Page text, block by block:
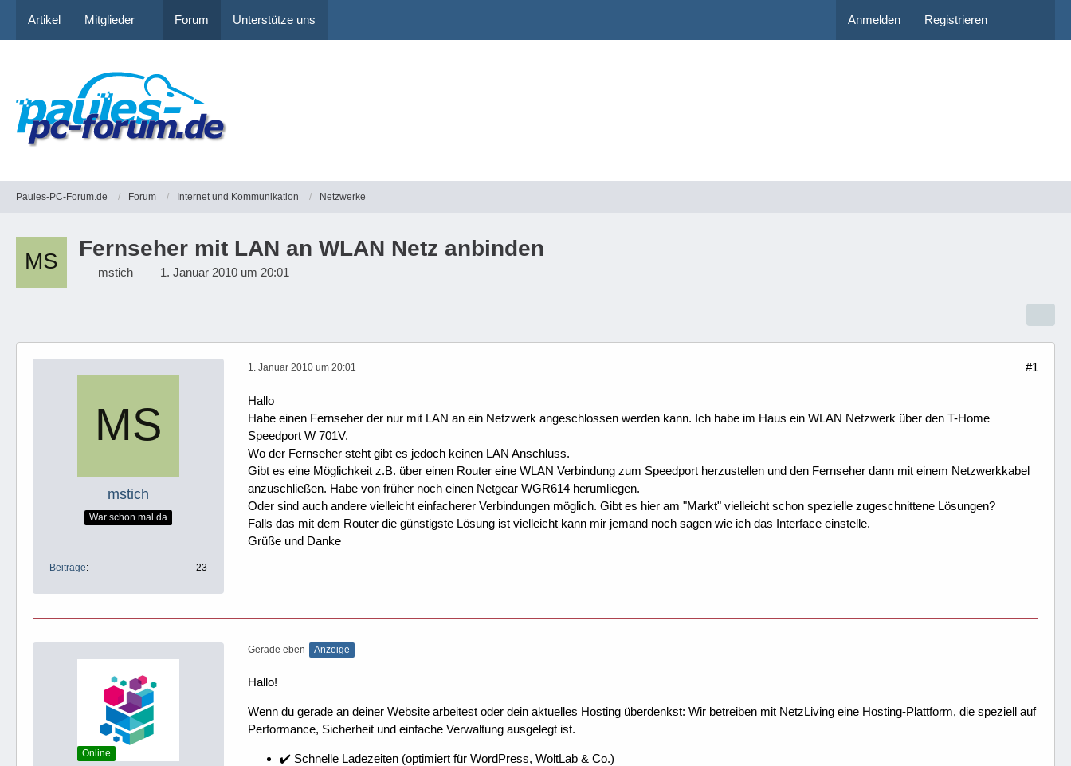
Artikel Mitglieder Forum Unterstütze uns Anmelden Registrieren
Paules-PC-Forum.de Forum Internet und Kommunikation Netzwerke
Fernseher mit LAN an WLAN Netz anbinden
mstich 1. Januar 2010 um 20:01
mstich
War schon mal da
Beiträge 23
1. Januar 2010 um 20:01 #1
Hallo
Habe einen Fernseher der nur mit LAN an ein Netzwerk angeschlossen werden kann. Ich habe im Haus ein WLAN Netzwerk über den T-Home
Speedport W 701V.
Wo der Fernseher steht gibt es jedoch keinen LAN Anschluss.
Gibt es eine Möglichkeit z.B. über einen Router eine WLAN Verbindung zum Speedport herzustellen und den Fernseher dann mit einem Netzwerkkabel
anzuschließen. Habe von früher noch einen Netgear WGR614 herumliegen.
Oder sind auch andere vielleicht einfacherer Verbindungen möglich. Gibt es hier am "Markt" vielleicht schon spezielle zugeschnittene Lösungen?
Falls das mit dem Router die günstigste Lösung ist vielleicht kann mir jemand noch sagen wie ich das Interface einstelle.
Grüße und Danke
Online
Gerade eben Anzeige
Hallo!
Wenn du gerade an deiner Website arbeitest oder dein aktuelles Hosting überdenkst: Wir betreiben mit NetzLiving eine Hosting-Plattform, die speziell auf
Performance, Sicherheit und einfache Verwaltung ausgelegt ist.
✔️ Schnelle Ladezeiten (optimiert für WordPress, WoltLab & Co.)